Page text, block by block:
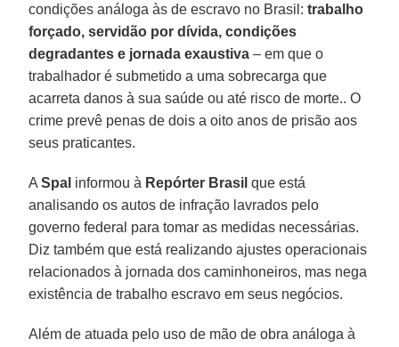
condições análoga às de escravo no Brasil:trabalho
forçado, servidão por dívida, condições
degradantes e jornada exaustiva – em que o
trabalhador é submetido a uma sobrecarga que
acarreta danos à sua saúde ou até risco de morte.. O
crime prevê penas de dois a oito anos de prisão aos
seus praticantes.
ASpal informou à Repórter Brasil que está
analisando os autos de infração lavrados pelo
governo federal para tomar as medidas necessárias.
Diz também que está realizando ajustes operacionais
relacionados à jornada dos caminhoneiros, mas nega
existência de trabalho escravo em seus negócios.
Além de atuada pelo uso de mão de obra análoga à